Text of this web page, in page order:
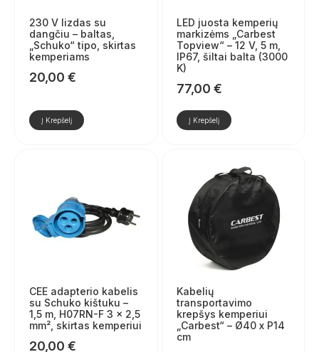
230 V lizdas su
dangčiu – baltas,
„Schuko“ tipo, skirtas
kemperiams
20,00 €
Į Krepšelį
LED juosta kemperių
markizėms „Carbest
Topview“ – 12 V, 5 m,
IP67, šiltai balta (3000
K)
77,00 €
Į Krepšelį
CEE adapterio kabelis
su Schuko kištuku –
1,5 m, H07RN-F 3 x 2,5
mm², skirtas kemperiui
20,00 €
Kabelių
transportavimo
krepšys kemperiui
„Carbest“ – Ø40 x P14
cm